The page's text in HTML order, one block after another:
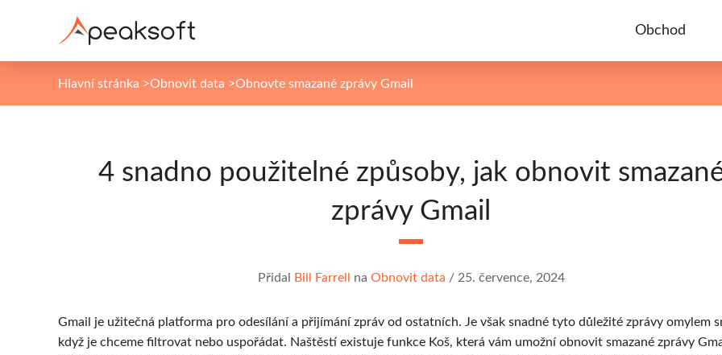
Obchod
Hlavní stránka >Obnovit data >Obnovte smazané zprávy Gmail
4 snadno použitelné způsoby, jak obnovit
zprávy Gmail
Přidal Bill Farrell na Obnovit data / 25. července, 2024
Gmail je užitečná platforma pro odesílání a přijímání zpráv od ostatních. Je však snadné tyto důležité zprávy omylem
když je chceme filtrovat nebo uspořádat. Naštěstí existuje funkce Koš, která vám umožní obnovit smazané zprávy